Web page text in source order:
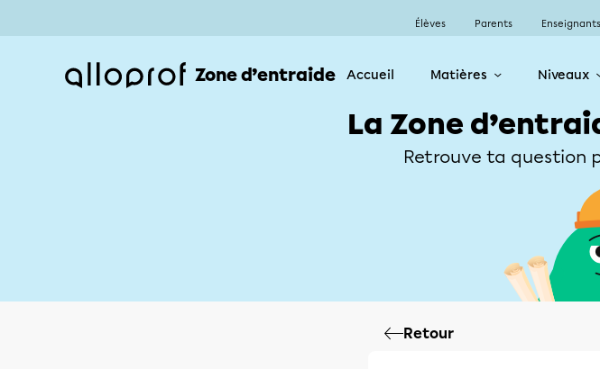
Élèves Parents Enseignants
Zone d’entraide Accueil Matières Niveaux
La Zone
Retrouve ta question
Retour